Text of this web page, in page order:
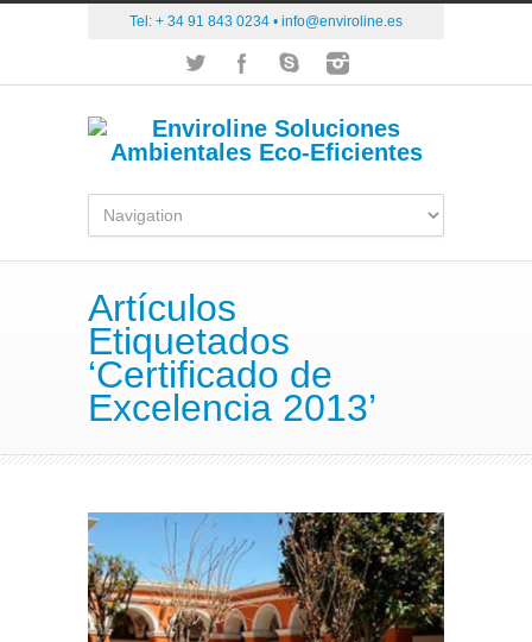
Tel: + 34 91 843 0234 • info@enviroline.es
Artículos
Etiquetados
‘Certificado de
Excelencia 2013’